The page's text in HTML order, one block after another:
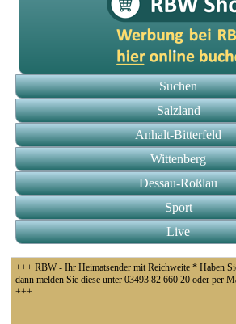
Suchen
Salzland
Anhalt-Bitterfeld
Wittenberg
Dessau-Roßlau
Sport
Live
+++ RBW - Ihr Heimatsender mit Reichweite * Haben
dann melden Sie diese unter 03493 82 660 20 oder per
+++